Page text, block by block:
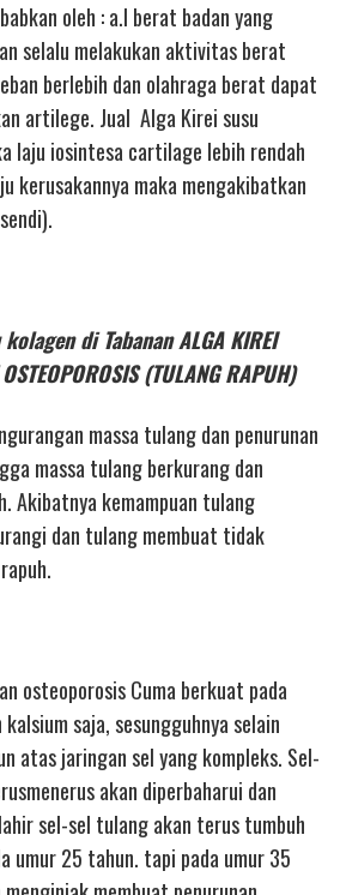
oleh : a.l berat badan yang
selalu melakukan aktivitas berat
berlebih dan olahraga berat dapat
artilege. Jual Alga Kirei susu
laju iosintesa cartilage lebih rendah
kerusakannya maka mengakibatkan
di Tabanan ALGA KIREI
(TULANG RAPUH)
massa tulang dan penurunan
massa tulang berkurang dan
Akibatnya kemampuan tulang
dan tulang membuat tidak
osteoporosis Cuma berkuat pada
saja, sesungguhnya selain
atas jaringan sel yang kompleks. Sel-
akan diperbaharui dan
sel-sel tulang akan terus tumbuh
umur 25 tahun. tapi pada umur 35